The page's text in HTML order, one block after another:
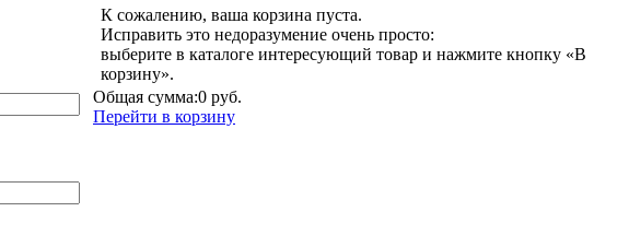
К сожалению, ваша корзина пуста.
Исправить это недоразумение очень просто:
выберите в каталоге интересующий товар и нажмите кнопку «В
корзину».
Общая сумма:0 руб.
Перейти в корзину